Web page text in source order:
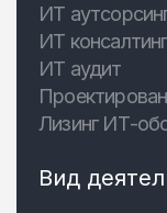
ИТ
ИТ консалтинг
ИТ аудит
Лизинг ИТ-
Вид